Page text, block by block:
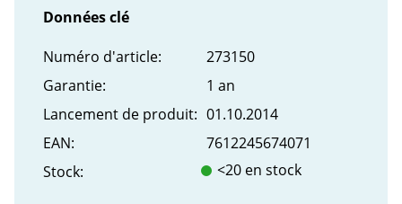
Données clé
Numéro d'article:
273150
Garantie:
1 an
Lancement de produit: 01.10.2014
EAN:
7612245674071
Stock:
<20 en stock